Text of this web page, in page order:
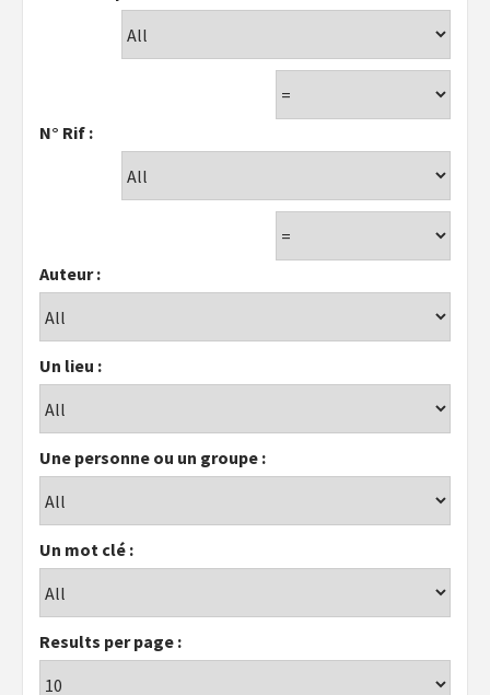
N° Rif :
Auteur :
Un lieu :
Une personne ou un groupe :
Un mot clé :
Results per page :